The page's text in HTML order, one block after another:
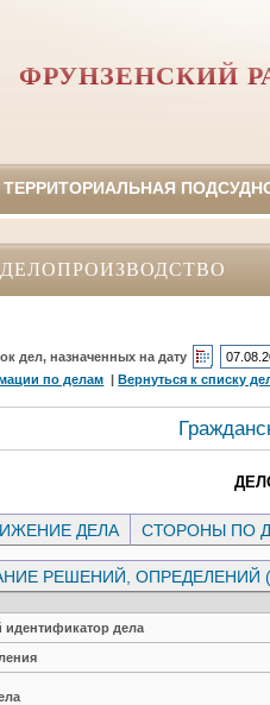
ФРУНЗЕНСКИЙ
ТЕРРИТОРИАЛЬНАЯ
дел, назначенных на дату
по делам |Вернуться к списку
ДЕЛА СТОРОНЫ ПО
РЕШЕНИЙ, ОПРЕДЕЛЕНИЙ
дела